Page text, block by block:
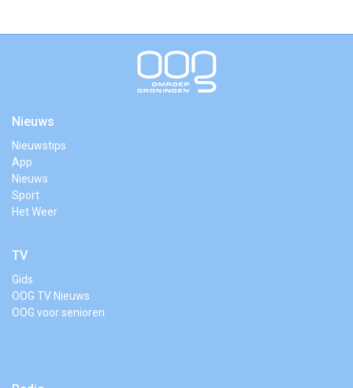
Nieuws
Nieuwstips
App
Nieuws
Sport
Het Weer
TV
Gids
OOG TV Nieuws
OOG voor senioren